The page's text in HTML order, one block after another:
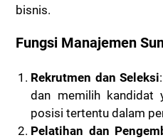
bisnis.
Fungsi Manajemen
Rekrutmen dan Seleksi
dan memilih kandidat
posisi tertentu dalam
Pelatihan dan